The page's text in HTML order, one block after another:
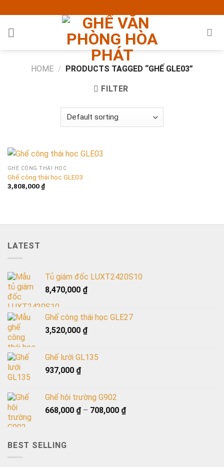
to
content
HOME / PRODUCTS TAGGED “GHẾ GLE03”
FILTER
GHẾ CÔNG THÁI HỌC
Ghế công thái học GLE03
3,808,000 ₫
LATEST
Tủ giám đốc LUXT2420S10
8,470,000 ₫
Ghế công thái học GLE27
3,520,000 ₫
Ghế lưới GL135
937,000 ₫
Ghế hội trường G902
668,000 ₫– 708,000 ₫
BEST SELLING